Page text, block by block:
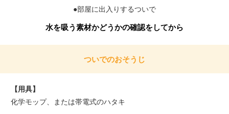
●部屋に出入りするついで
水を吸う素材かどうかの確認をしてから
ついでのおそうじ
【用具】
化学モップ、または帯電式のハタキ